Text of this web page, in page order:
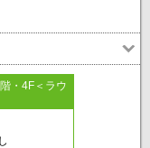
・4F＜ラウ